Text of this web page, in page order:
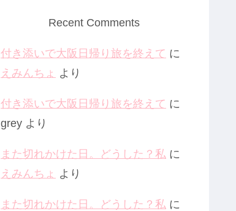
Recent Comments
付き添いで大阪日帰り旅を終えて に
えみんちょ より
付き添いで大阪日帰り旅を終えて に
grey より
また切れかけた日。どうした？私 に
えみんちょ より
また切れかけた日。どうした？私 に